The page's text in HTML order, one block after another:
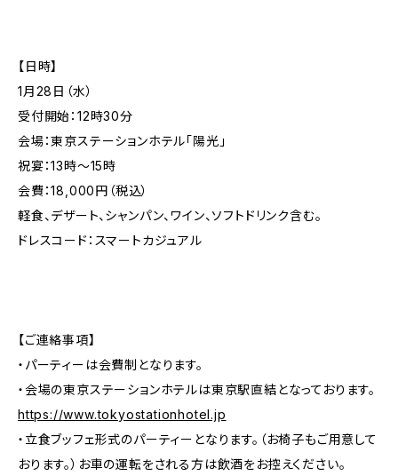
【日時】
1月28日（水）
受付開始：12時30分
会場：東京ステーションホテル「陽光」
祝宴：13時〜15時
会費：18,000円（税込）
軽食、デザート、シャンパン、ワイン、ソフトドリンク含む。
ドレスコード：スマートカジュアル
【ご連絡事項】
・パーティーは会費制となります。
・会場の東京ステーションホテルは東京駅直結となっております。
https://www.tokyostationhotel.jp
・立食ブッフェ形式のパーティーとなります。（お椅子もご用意して
おります。）お車の運転をされる方は飲酒をお控えください。